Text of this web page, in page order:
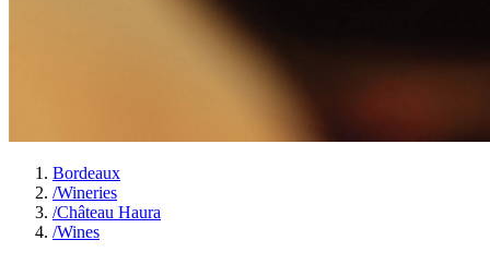
Bordeaux
/Wineries
/Château Haura
/Wines